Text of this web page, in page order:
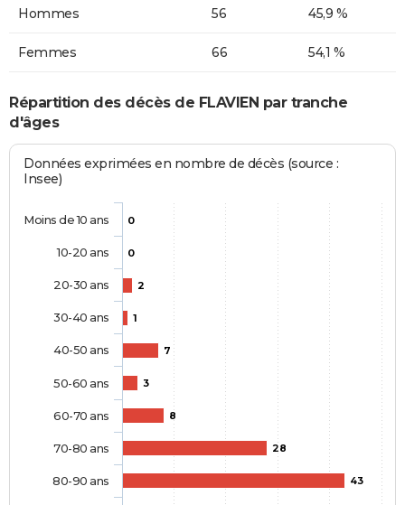
Hommes 56 45,9 %
Femmes 66 54,1 %
Répartition des décès de FLAVIEN par tranche
d'âges
Données exprimées en nombre de décès (source :
Insee)
0
0
2
1
7
3
8
28
43
Moins de 10 ans
10-20 ans
20-30 ans
30-40 ans
40-50 ans
50-60 ans
60-70 ans
70-80 ans
80-90 ans